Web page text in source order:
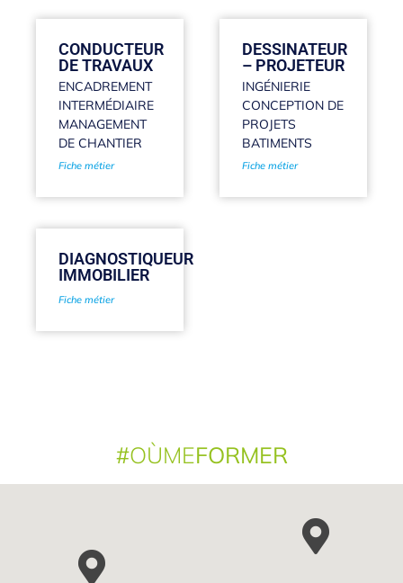
CONDUCTEUR
DE TRAVAUX
ENCADREMENT
INTERMÉDIAIRE
MANAGEMENT
DE CHANTIER
Fiche métier
DESSINATEUR
– PROJETEUR
INGÉNIERIE
CONCEPTION DE
PROJETS
BATIMENTS
Fiche métier
DIAGNOSTIQUEUR
IMMOBILIER
Fiche métier
#OÙMEFORMER